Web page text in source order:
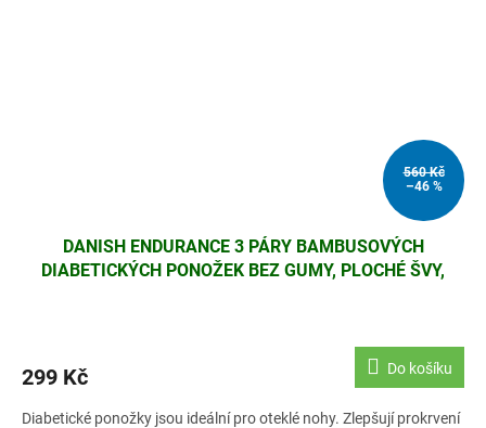
560 Kč
–46 %
DANISH ENDURANCE 3 PÁRY BAMBUSOVÝCH
DIABETICKÝCH PONOŽEK BEZ GUMY, PLOCHÉ ŠVY,
299 Kč Do košíku
Diabetické ponožky jsou ideální pro oteklé nohy. Zlepšují prokrvení